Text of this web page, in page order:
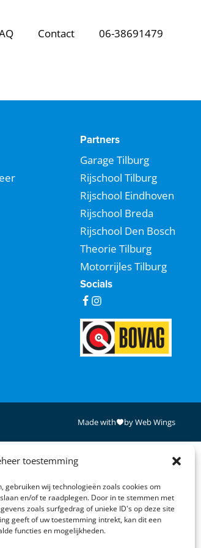
toestemming
gebruiken wij technologieën zoals cookies om
en/of te raadplegen. Door in te stemmen met
zoals surfgedrag of unieke ID's op deze site
geeft of uw toestemming intrekt, kan dit een
functies en mogelijkheden.
Contact 06-38691479
Partners
Garage Tilburg
Rijschool Tilburg
Rijschool Eindhoven
Rijschool Breda
Rijschool Den Bosch
Theorie Tilburg
Motorrijles Tilburg
Socials
Made with by Web Wings